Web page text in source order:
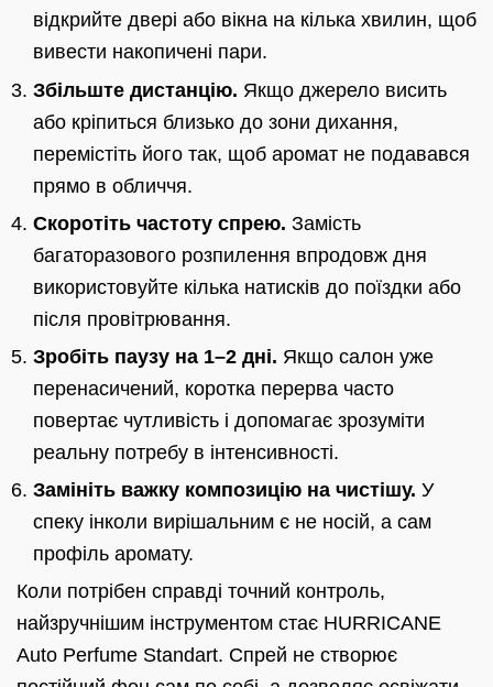
відкрийте двері або вікна на кілька хвилин, щоб
вивести накопичені пари.
Збільште дистанцію. Якщо джерело висить
або кріпиться близько до зони дихання,
перемістіть його так, щоб аромат не подавався
прямо в обличчя.
Скоротіть частоту спрею. Замість
багаторазового розпилення впродовж дня
використовуйте кілька натисків до поїздки або
після провітрювання.
Зробіть паузу на 1–2 дні. Якщо салон уже
перенасичений, коротка перерва часто
повертає чутливість і допомагає зрозуміти
реальну потребу в інтенсивності.
Замініть важку композицію на чистішу. У
спеку інколи вирішальним є не носій, а сам
профіль аромату.
Коли потрібен справді точний контроль,
найзручнішим інструментом стає HURRICANE
Auto Perfume Standart. Спрей не створює